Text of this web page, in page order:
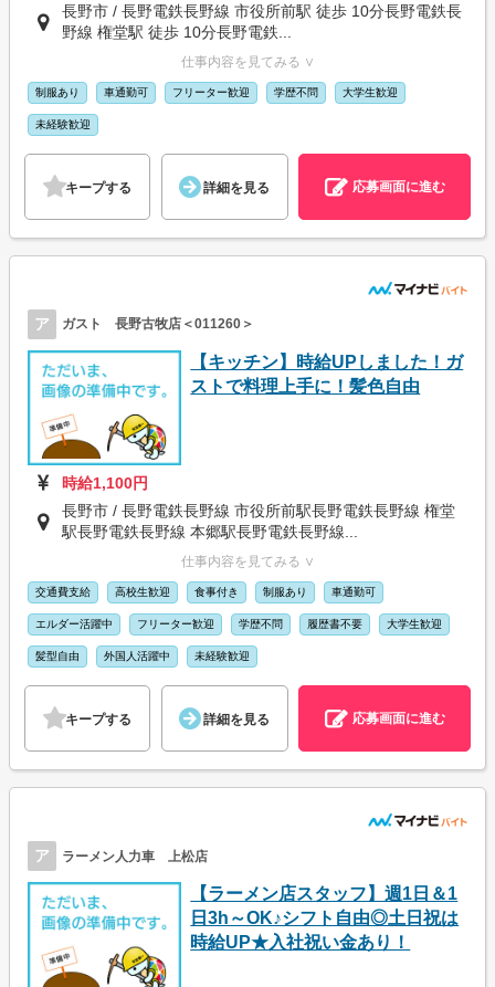
長野市 / 長野電鉄長野線 市役所前駅 徒歩 10分長野電鉄長
野線 権堂駅 徒歩 10分長野電鉄...
仕事内容を見てみる ∨
制服あり 車通勤可 フリーター歓迎 学歴不問 大学生歓迎
未経験歓迎
キープする 詳細を見る 応募画面に進む
ア ガスト 長野古牧店＜011260＞
【キッチン】時給UPしました！ガ
ストで料理上手に！髪色自由
時給1,100円
長野市 / 長野電鉄長野線 市役所前駅長野電鉄長野線 権堂
駅長野電鉄長野線 本郷駅長野電鉄長野線...
仕事内容を見てみる ∨
交通費支給 高校生歓迎 食事付き 制服あり 車通勤可
エルダー活躍中 フリーター歓迎 学歴不問 履歴書不要 大学生歓迎
髪型自由 外国人活躍中 未経験歓迎
キープする 詳細を見る 応募画面に進む
ア ラーメン人力車 上松店
【ラーメン店スタッフ】週1日＆1
日3h～OK♪シフト自由◎土日祝は
時給UP★入社祝い金あり！